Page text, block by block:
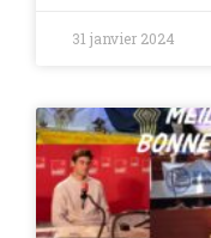
31 janvier 2024